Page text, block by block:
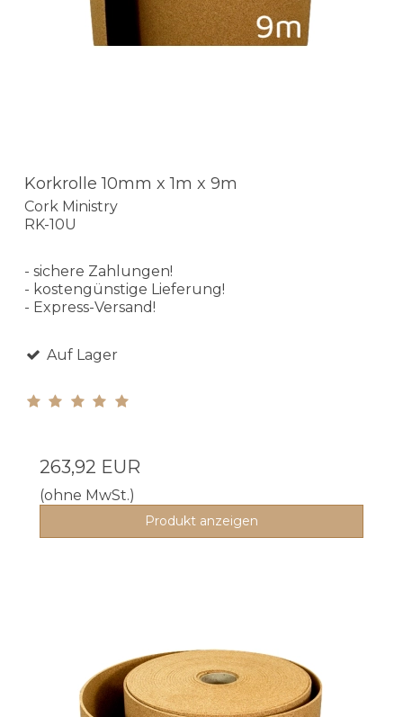
Korkrolle 10mm x 1m x 9m
Cork Ministry
RK-10U
- sichere Zahlungen!
- kostengünstige Lieferung!
- Express-Versand!
Auf Lager
263,92 EUR
(ohne MwSt.)
Produkt anzeigen